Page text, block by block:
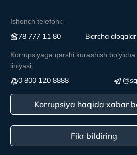
Ishonch telefoni:
78 777 11 80 Вarcha aloqalar
Korrupsiyaga qarshi kurashish
liniyasi:
0 800 120 8888
Korrupsiya haqida xabar
Fikr bildiring